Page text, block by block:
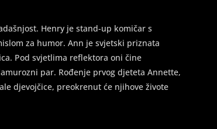
Henry je stand-up komičar s
za humor. Ann je svjetski priznata
Pod svjetlima reflektora oni čine
par. Rođenje prvog djeteta Annette,
djevojčice, preokrenut će njihove živote